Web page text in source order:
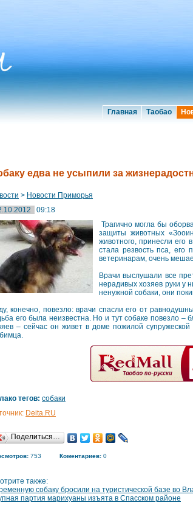
Главная Таобао
едва не усыпили за
> Новости Приморья
09:18
Трагично могла бы
защиты животных
животного, принесли его
стала резвость пса, его
ветеринарам, очень
Врачи выслушали все
нерадивых хозяев руки у
ненужной собаки, они
конечно, повезло: врачи спасли его от
его была неизвестна. Но и тут собаке повезло
– сейчас он живет в доме пожилой
тегов: собаки
Deita.RU
Поделиться…
753 Коментариев: 0
также:
собаку бросили на туристической базе во
партия марихуаны изъята в Спасском районе